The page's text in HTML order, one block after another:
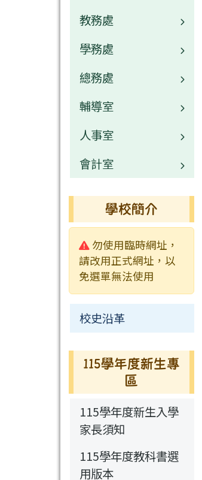
校長介紹
教務處
業務職掌
校園公告
常用連結
活動相簿
榮譽榜
行事曆
校園影音
新聞采風
永福通訊
專區
學務處
業務職掌
校園公告
常用連結
活動相簿
榮譽榜
行事曆
總務處
業務職掌
校園公告
常用連結
活動相簿
行事曆
檔案下載
輔導室
業務職掌
校園公告
常用連結
活動相簿
榮譽榜
行事曆
人事室
業務職掌
校園公告
常用連結
會計室
業務職掌
校園公告
常用連結
學校簡介
警告:
勿使用臨時網址，
請改用正式網址，以
免選單無法使用
校史沿革
115學年度新生專
區
115學年度新生入學
家長須知
115學年度教科書選
用版本